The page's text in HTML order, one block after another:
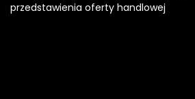
przedstawienia oferty handlowej